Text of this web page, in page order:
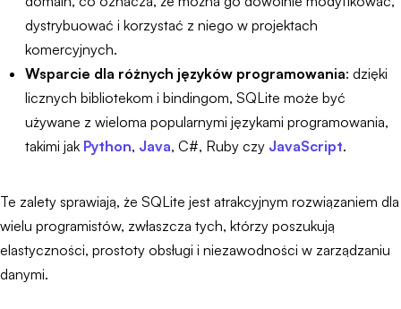
dystrybuować i korzystać z niego w projektach
komercyjnych.
Wsparcie dla różnych języków programowania: dzięki
licznych bibliotekom i bindingom, SQLite może być
używane z wieloma popularnymi językami programowania,
takimi jak Python, Java, C#, Ruby czy JavaScript.
Te zalety sprawiają, że SQLite jest atrakcyjnym rozwiązaniem dla
wielu programistów, zwłaszcza tych, którzy poszukują
elastyczności, prostoty obsługi i niezawodności w zarządzaniu
danymi.